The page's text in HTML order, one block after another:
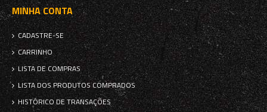
MINHA CONTA
CADASTRE-SE
CARRINHO
LISTA DE COMPRAS
LISTA DOS PRODUTOS COMPRADOS
HISTÓRICO DE TRANSAÇÕES